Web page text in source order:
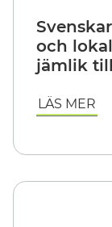
och
jämlik
LÄS MER